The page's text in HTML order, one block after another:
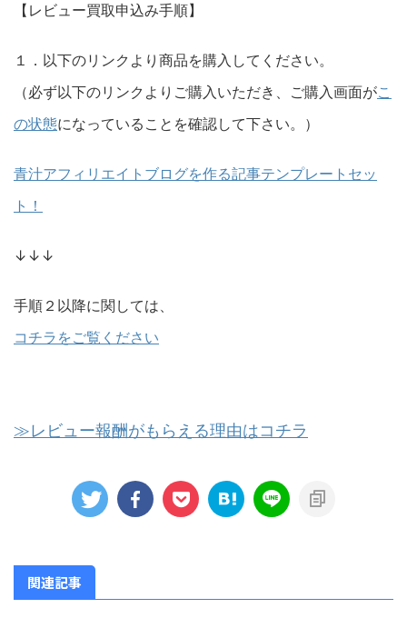
【レビュー買取申込み手順】
１．以下のリンクより商品を購入してください。
（必ず以下のリンクよりご購入いただき、ご購入画面がこ
の状態になっていることを確認して下さい。）
青汁アフィリエイトブログを作る記事テンプレートセッ
ト！
↓↓↓
手順２以降に関しては、
コチラをご覧ください
≫レビュー報酬がもらえる理由はコチラ
関連記事